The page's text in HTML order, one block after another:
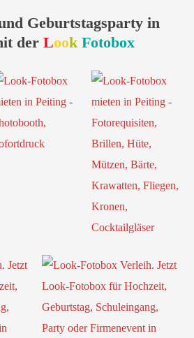
Geburtstagsparty in
der Look Fotobox